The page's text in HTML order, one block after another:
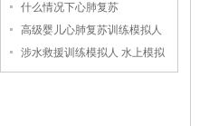
什么情况下心肺复苏
高级婴儿心肺复苏训练模拟人
（无线版），婴儿心肺复苏模
拟人
涉水救援训练模拟人 水上模拟
救援假人